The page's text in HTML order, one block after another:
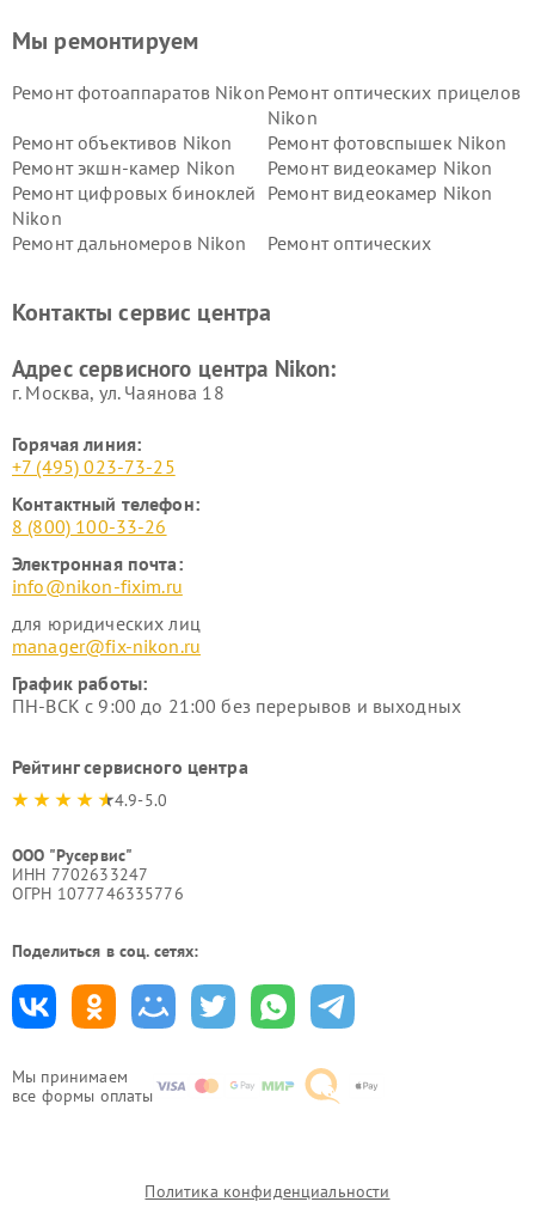
Мы принимаем
все формы оплаты
Мы ремонтируем
Ремонт фотоаппаратов Nikon Ремонт оптических прицелов
Nikon
Ремонт объективов Nikon
Ремонт фотовспышек Nikon
Ремонт экшн-камер Nikon
Ремонт видеокамер Nikon
Ремонт цифровых биноклей
Nikon
Ремонт видеокамер Nikon
Ремонт дальномеров Nikon
Ремонт оптических
Контакты сервис центра
Адрес сервисного центра Nikon:
г. Москва, ул. Чаянова 18
Горячая линия:
+7 (495) 023-73-25
Контактный телефон:
8 (800) 100-33-26
Электронная почта:
info@nikon-fixim.ru
для юридических лиц
manager@fix-nikon.ru
График работы:
ПН-ВСК с 9:00 до 21:00 без перерывов и выходных
Рейтинг сервисного центра
4.9-5.0
ООО "Русервис"
ИНН 7702633247
ОГРН 1077746335776
Поделиться в соц. сетях:
Политика конфиденциальности